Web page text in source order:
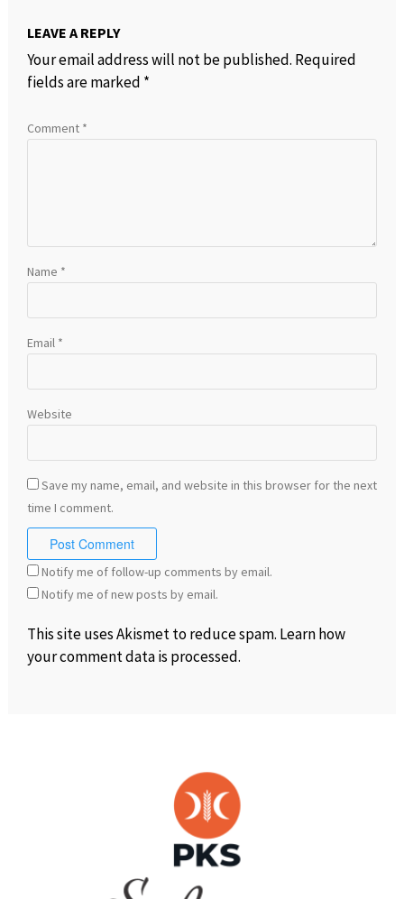
LEAVE A REPLY
Your email address will not be published. Required
fields are marked *
Comment *
Name *
Email *
Website
Save my name, email, and website in this browser for the next
time I comment.
Notify me of follow-up comments by email.
Notify me of new posts by email.
This site uses Akismet to reduce spam. Learn how
your comment data is processed.